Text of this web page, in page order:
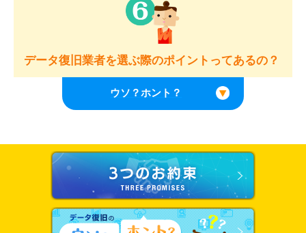
データ復旧業者を選ぶ際のポイントってあるの？